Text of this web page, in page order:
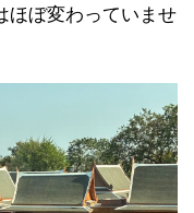
ほぼ変わっていませ